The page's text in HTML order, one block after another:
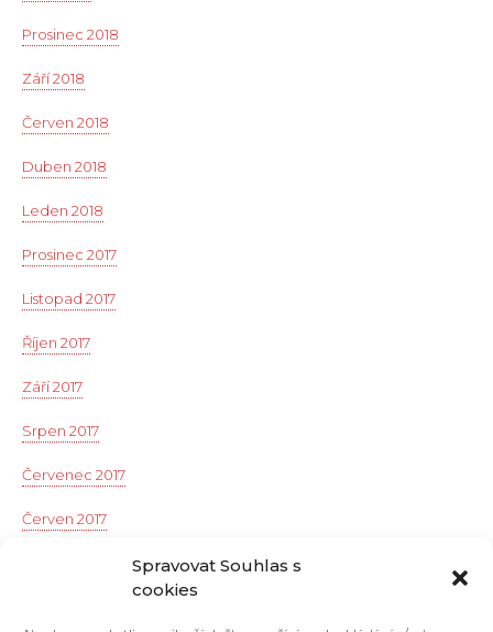
Spravovat Souhlas s
cookies
Prosinec 2018
Září 2018
Červen 2018
Duben 2018
Leden 2018
Prosinec 2017
Listopad 2017
Říjen 2017
Září 2017
Srpen 2017
Červenec 2017
Červen 2017